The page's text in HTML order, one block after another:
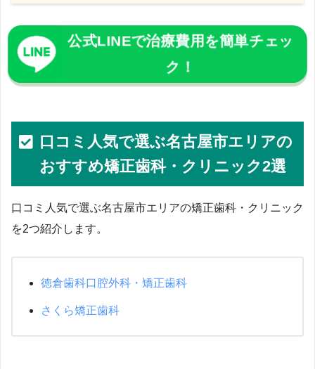
公式LINEで治療費用を簡単チェッ
ク！
口コミ人気で選ぶ名古屋市エリアの
おすすめ矯正歯科・クリニック2選
口コミ人気で選ぶ名古屋市エリアの矯正歯科・クリニック
を2つ紹介します。
徳倉歯科口腔外科・矯正歯科
さくら矯正歯科